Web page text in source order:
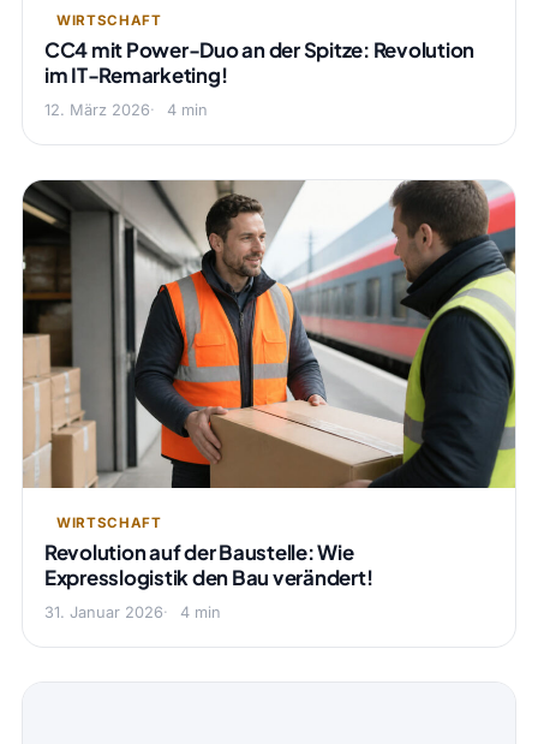
WIRTSCHAFT
CC4 mit Power-Duo an der Spitze: Revolution
im IT-Remarketing!
12. März 2026 4 min
WIRTSCHAFT
Revolution auf der Baustelle: Wie
Expresslogistik den Bau verändert!
31. Januar 2026 4 min